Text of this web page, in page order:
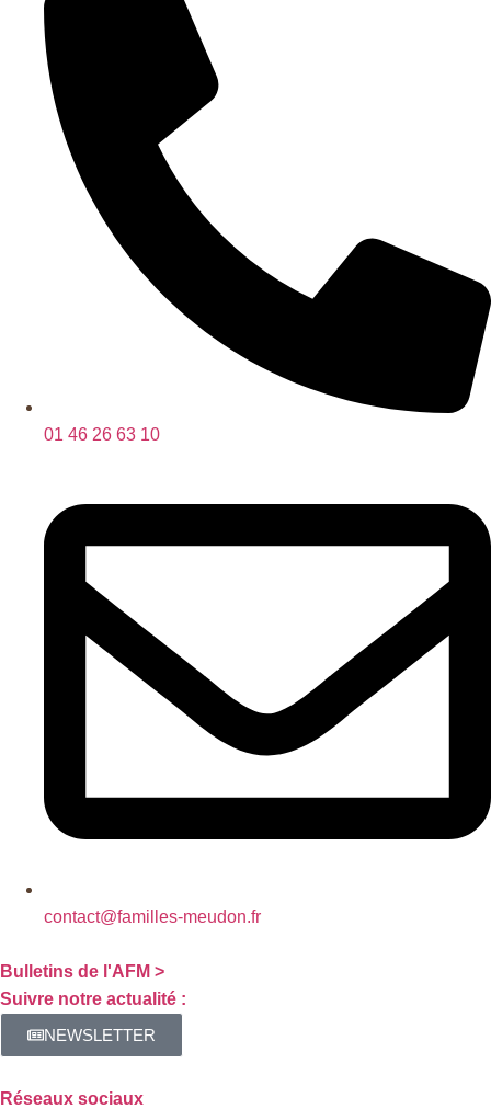
01 46 26 63 10
contact@familles-meudon.fr
Bulletins de l'AFM >
Suivre notre actualité :
NEWSLETTER
Réseaux sociaux